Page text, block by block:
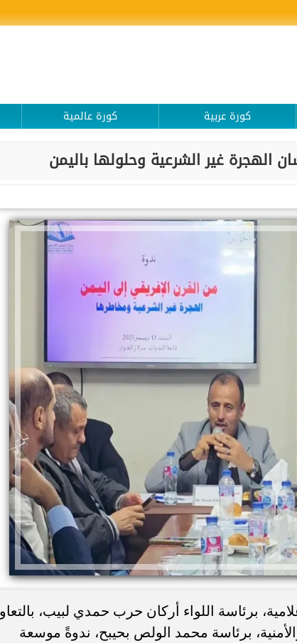
كورة عربية كورة عالمية
الهجرة غير الشرعية وحلولها باليمن
برئاسة اللواء أركان حرب حمدي لبيب،
برئاسة محمد الولص بحيبح، ندوةً موسعة